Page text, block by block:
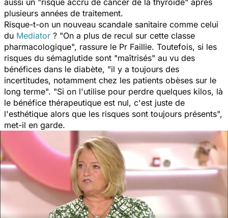
plusieurs années de traitement.
Risque-t-on un nouveau scandale sanitaire comme celui
du Mediator ? "On a plus de recul sur cette classe
pharmacologique", rassure le Pr Faillie. Toutefois, si les
risques du sémaglutide sont "maîtrisés" au vu des
bénéfices dans le diabète, "il y a toujours des
incertitudes, notamment chez les patients obèses sur le
long terme". "Si on l'utilise pour perdre quelques kilos, là
le bénéfice thérapeutique est nul, c'est juste de
l'esthétique alors que les risques sont toujours présents",
met-il en garde.